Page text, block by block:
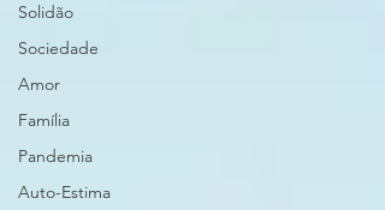
Solidão
Sociedade
Amor
Família
Pandemia
Auto-Estima